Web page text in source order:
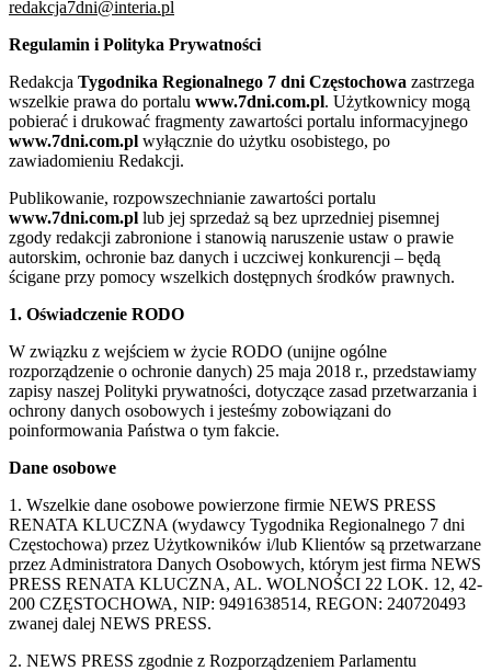
redakcja7dni@interia.pl
Regulamin i Polityka Prywatności
Redakcja Tygodnika Regionalnego 7 dni Częstochowa zastrzega
wszelkie prawa do portalu www.7dni.com.pl. Użytkownicy mogą
pobierać i drukować fragmenty zawartości portalu informacyjnego
www.7dni.com.pl wyłącznie do użytku osobistego, po
zawiadomieniu Redakcji.
Publikowanie, rozpowszechnianie zawartości portalu
www.7dni.com.pl lub jej sprzedaż są bez uprzedniej pisemnej
zgody redakcji zabronione i stanowią naruszenie ustaw o prawie
autorskim, ochronie baz danych i uczciwej konkurencji – będą
ścigane przy pomocy wszelkich dostępnych środków prawnych.
1. Oświadczenie RODO
W związku z wejściem w życie RODO (unijne ogólne
rozporządzenie o ochronie danych) 25 maja 2018 r., przedstawiamy
zapisy naszej Polityki prywatności, dotyczące zasad przetwarzania i
ochrony danych osobowych i jesteśmy zobowiązani do
poinformowania Państwa o tym fakcie.
Dane osobowe
1. Wszelkie dane osobowe powierzone firmie NEWS PRESS
RENATA KLUCZNA (wydawcy Tygodnika Regionalnego 7 dni
Częstochowa) przez Użytkowników i/lub Klientów są przetwarzane
przez Administratora Danych Osobowych, którym jest firma NEWS
PRESS RENATA KLUCZNA, AL. WOLNOŚCI 22 LOK. 12, 42-
200 CZĘSTOCHOWA, NIP: 9491638514, REGON: 240720493
zwanej dalej NEWS PRESS.
2. NEWS PRESS zgodnie z Rozporządzeniem Parlamentu